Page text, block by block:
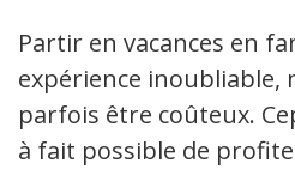
Partir en vacances en
expérience inoubliable,
parfois être coûteux.
à fait possible de